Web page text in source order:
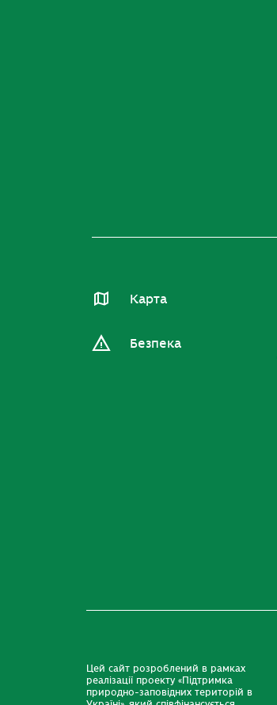
Карта
Безпека
Цей сайт розроблений в рамках
реалізації проекту «Підтримка
природно-заповідних територій в